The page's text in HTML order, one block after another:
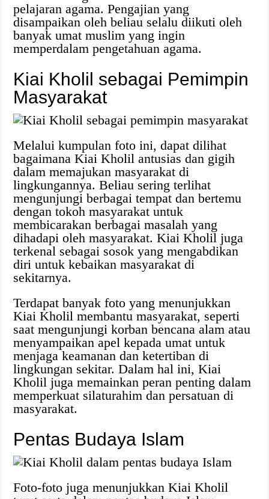
pelajaran agama. Pengajian yang
disampaikan oleh beliau selalu diikuti oleh
banyak umat muslim yang ingin
memperdalam pengetahuan agama.
Kiai Kholil sebagai Pemimpin
Masyarakat
Melalui kumpulan foto ini, dapat dilihat
bagaimana Kiai Kholil antusias dan gigih
dalam memajukan masyarakat di
lingkungannya. Beliau sering terlihat
mengunjungi berbagai tempat dan bertemu
dengan tokoh masyarakat untuk
membicarakan berbagai masalah yang
dihadapi oleh masyarakat. Kiai Kholil juga
terkenal sebagai sosok yang mengabdikan
diri untuk kebaikan masyarakat di
sekitarnya.
Terdapat banyak foto yang menunjukkan
Kiai Kholil membantu masyarakat, seperti
saat mengunjungi korban bencana alam atau
menyampaikan apel kepada umat untuk
menjaga keamanan dan ketertiban di
lingkungan sekitar. Dalam hal ini, Kiai
Kholil juga memainkan peran penting dalam
memperkuat silaturahim dan persatuan di
masyarakat.
Pentas Budaya Islam
Foto-foto juga menunjukkan Kiai Kholil